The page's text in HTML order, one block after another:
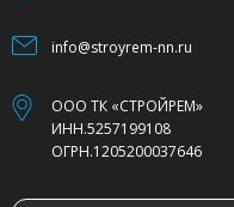
info@stroyrem-nn.ru
ООО ТК «СТРОЙРЕМ»
ИНН.5257199108
ОГРН.1205200037646